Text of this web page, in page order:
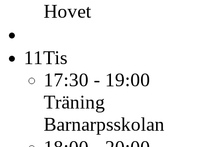
Hovet
11Tis
17:30 - 19:00
Träning
Barnarpsskolan